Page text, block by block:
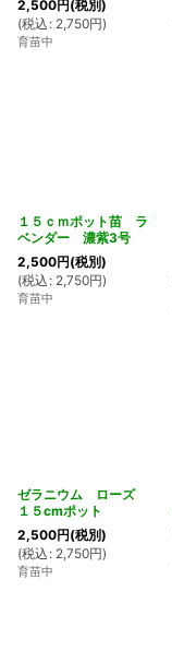
2,500円(税別)
(税込 : 2,750円)
育苗中
１５ｃｍポット苗 ラ
ベンダー 濃紫3号
2,500円(税別)
(税込 : 2,750円)
育苗中
ゼラニウム ローズ
１５cmポット
2,500円(税別)
(税込 : 2,750円)
育苗中